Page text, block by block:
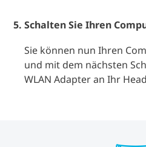
Schalten Sie Ihren
Sie können nun Ihren
und mit dem nächsten
WLAN Adapter an Ihr